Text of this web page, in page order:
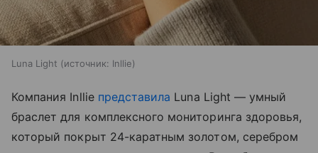
Luna Light источник: Inllie
Компания Inllie представила Luna Light — умный
браслет для комплексного мониторинга здоровья,
который покрыт 24-каратным золотом, серебром